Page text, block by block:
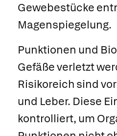
Gewebestücke
Magenspiegelung.
Punktionen und
Gefäße verletzt
Risikoreich sind
und Leber. Diese
kontrolliert, um